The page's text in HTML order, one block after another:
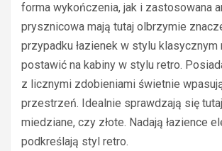
forma wykończenia, jak i zastosowana
prysznicowa mają tutaj olbrzymie
przypadku łazienek w stylu klasycznym
postawić na kabiny w stylu retro.
z licznymi zdobieniami świetnie
przestrzeń. Idealnie sprawdzają się
miedziane, czy złote. Nadają łazience
podkreślają styl retro.